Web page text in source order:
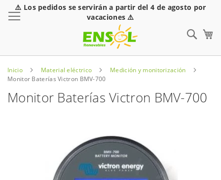
⚠️ Los pedidos se servirán a partir del 4 de agosto por
vacaciones ⚠️
Inicio Material eléctrico
Medición y monitorización
Monitor Baterías Victron BMV-700
Monitor Baterías Victron BMV-700